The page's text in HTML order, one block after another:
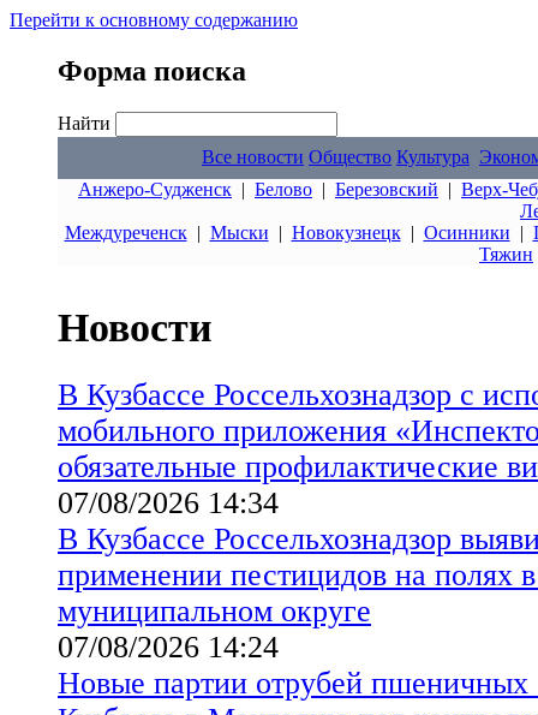
Перейти к основному содержанию
Форма поиска
Найти
Все новости Общество Культура
Анжеро-Судженск | Белово | Березовский | Верх-
Междуреченск| Мыски | Новокузнецк| Осинники |
Тяжин
Новости
В Кузбассе Россельхознадзор с
мобильного приложения
обязательные профилактические
07/08/2026 14:34
В Кузбассе Россельхознадзор
применении пестицидов на полях
муниципальном округе
07/08/2026 14:24
Новые партии отрубей пшеничных